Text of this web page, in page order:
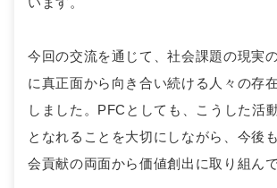
今回の交流を通じて、社会課題の現実
に真正面から向き合い続ける人々の存
しました。PFCとしても、こうした活
となれることを大切にしながら、今後
会貢献の両面から価値創出に取り組ん